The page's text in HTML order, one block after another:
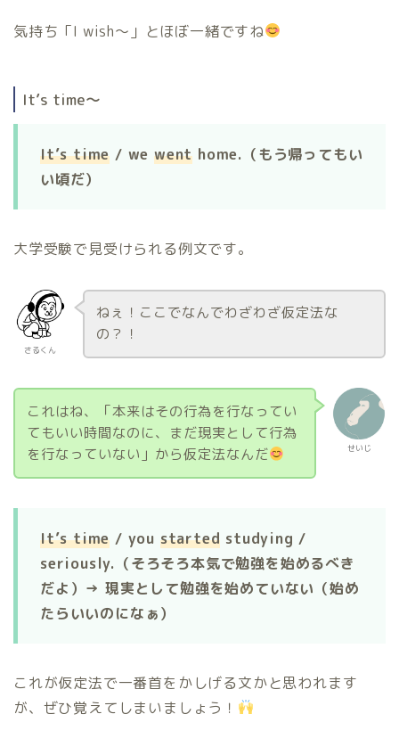
気持ち「I wish〜」とほぼ一緒ですね
It’s time〜
It’s time / wewent home.（もう帰ってもい
い頃だ）
大学受験で見受けられる例文です。
さるくん
ねぇ！ここでなんでわざわざ仮定法な
の？！
せいじ
これはね、「本来はその行為を行なってい
てもいい時間なのに、まだ現実として行為
を行なっていない」から仮定法なんだ
It’s time / you started studying /
seriously.（そろそろ本気で勉強を始めるべき
だよ）→ 現実として勉強を始めていない（始め
たらいいのになぁ）
これが仮定法で一番首をかしげる文かと思われます
が、ぜひ覚えてしまいましょう！